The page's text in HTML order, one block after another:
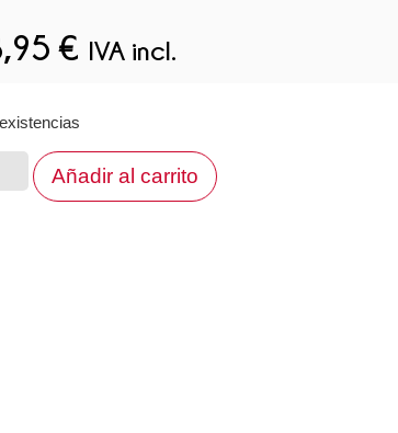
€ IVA incl.
Añadir al carrito